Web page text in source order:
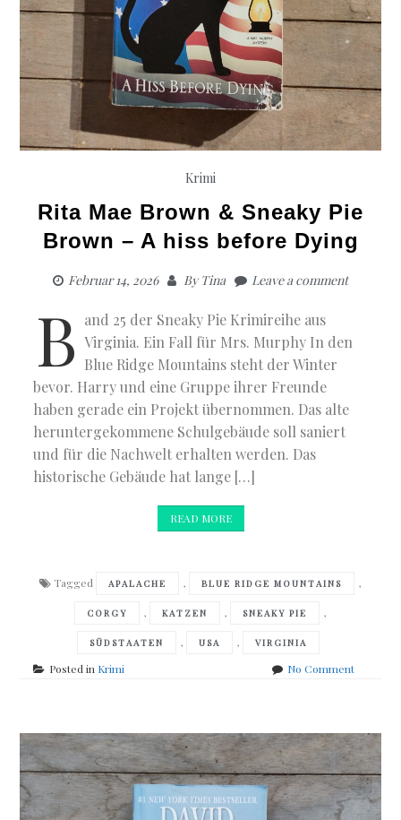
Krimi
Rita Mae Brown & Sneaky Pie
Brown – A hiss before Dying
Februar 14, 2026 ByTina Leave a comment
B and 25 der Sneaky Pie Krimireihe aus
Virginia. Ein Fall für Mrs. Murphy In den
Blue Ridge Mountains steht der Winter
bevor. Harry und eine Gruppe ihrer Freunde
haben gerade ein Projekt übernommen. Das alte
heruntergekommene Schulgebäude soll saniert
und für die Nachwelt erhalten werden. Das
historische Gebäude hat lange […]
READ MORE
Tagged APALACHE , BLUE RIDGE MOUNTAINS ,
CORGY , KATZEN , SNEAKY PIE ,
SÜDSTAATEN , USA , VIRGINIA
Posted in Krimi No Commenton
&
Sneaky
Pie
Brown
–